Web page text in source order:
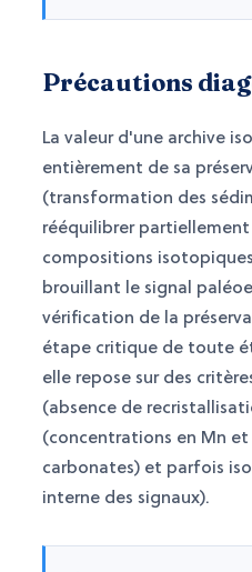
Précautions
La valeur d'une archive
entièrement de sa
(transformation des
rééquilibrer
compositions
brouillant le signal
vérification de la
étape critique de toute
elle repose sur des
(absence de
(concentrations en Mn et
carbonates) et parfois
interne des signaux).